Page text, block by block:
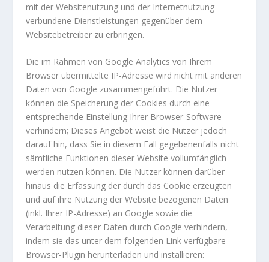
mit der Websitenutzung und der Internetnutzung
verbundene Dienstleistungen gegenüber dem
Websitebetreiber zu erbringen.
Die im Rahmen von Google Analytics von Ihrem
Browser übermittelte IP-Adresse wird nicht mit anderen
Daten von Google zusammengeführt. Die Nutzer
können die Speicherung der Cookies durch eine
entsprechende Einstellung Ihrer Browser-Software
verhindern; Dieses Angebot weist die Nutzer jedoch
darauf hin, dass Sie in diesem Fall gegebenenfalls nicht
sämtliche Funktionen dieser Website vollumfänglich
werden nutzen können. Die Nutzer können darüber
hinaus die Erfassung der durch das Cookie erzeugten
und auf ihre Nutzung der Website bezogenen Daten
(inkl. Ihrer IP-Adresse) an Google sowie die
Verarbeitung dieser Daten durch Google verhindern,
indem sie das unter dem folgenden Link verfügbare
Browser-Plugin herunterladen und installieren: